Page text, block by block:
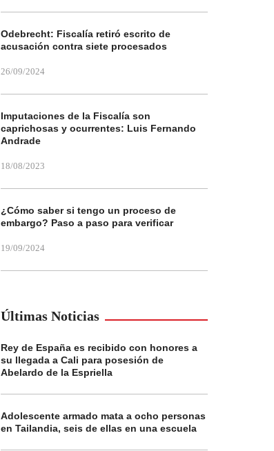
Odebrecht: Fiscalía retiró escrito de
acusación contra siete procesados
26/09/2024
Imputaciones de la Fiscalía son
caprichosas y ocurrentes: Luis Fernando
Andrade
18/08/2023
¿Cómo saber si tengo un proceso de
embargo? Paso a paso para verificar
19/09/2024
Últimas Noticias
Rey de España es recibido con honores a
su llegada a Cali para posesión de
Abelardo de la Espriella
Adolescente armado mata a ocho personas
en Tailandia, seis de ellas en una escuela